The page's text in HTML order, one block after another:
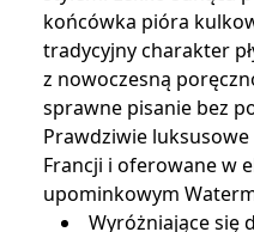
końcówka pióra
tradycyjny charakter
z nowoczesną
sprawne pisanie bez
Prawdziwie
Francji i oferowane w
upominkowym
Wyróżniające się